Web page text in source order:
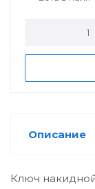
Описание
Ключ